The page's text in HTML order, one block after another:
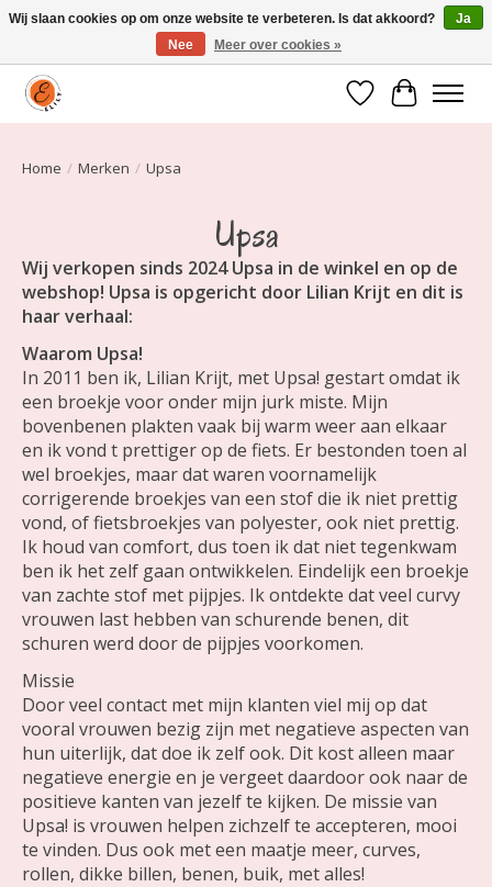
Elily is er om jou te laten stralen! Mode vanaf maat 34 t/m 54
Verlanglijst
Home / Merken / Upsa
Upsa
Wij verkopen sinds 2024 Upsa in de winkel en op de
webshop! Upsa is opgericht door Lilian Krijt en dit is
haar verhaal:
Waarom Upsa!
In 2011 ben ik, Lilian Krijt, met Upsa! gestart omdat ik
een broekje voor onder mijn jurk miste. Mijn
bovenbenen plakten vaak bij warm weer aan elkaar
en ik vond t prettiger op de fiets. Er bestonden toen al
wel broekjes, maar dat waren voornamelijk
corrigerende broekjes van een stof die ik niet prettig
vond, of fietsbroekjes van polyester, ook niet prettig.
Ik houd van comfort, dus toen ik dat niet tegenkwam
ben ik het zelf gaan ontwikkelen. Eindelijk een broekje
van zachte stof met pijpjes. Ik ontdekte dat veel curvy
vrouwen last hebben van schurende benen, dit
schuren werd door de pijpjes voorkomen.
Missie
Door veel contact met mijn klanten viel mij op dat
vooral vrouwen bezig zijn met negatieve aspecten van
hun uiterlijk, dat doe ik zelf ook. Dit kost alleen maar
negatieve energie en je vergeet daardoor ook naar de
positieve kanten van jezelf te kijken. De missie van
Upsa! is vrouwen helpen zichzelf te accepteren, mooi
te vinden. Dus ook met een maatje meer, curves,
rollen, dikke billen, benen, buik, met alles!
Wij slaan cookies op om onze website te verbeteren. Is dat akkoord?
Ja
Nee
Meer over cookies »